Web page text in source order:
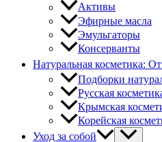
Активы
Эфирные масла
Эмульгаторы
Консерванты
Натуральная косметика:
Подборки
Русская
Крымская
Корейская
Уход за собой